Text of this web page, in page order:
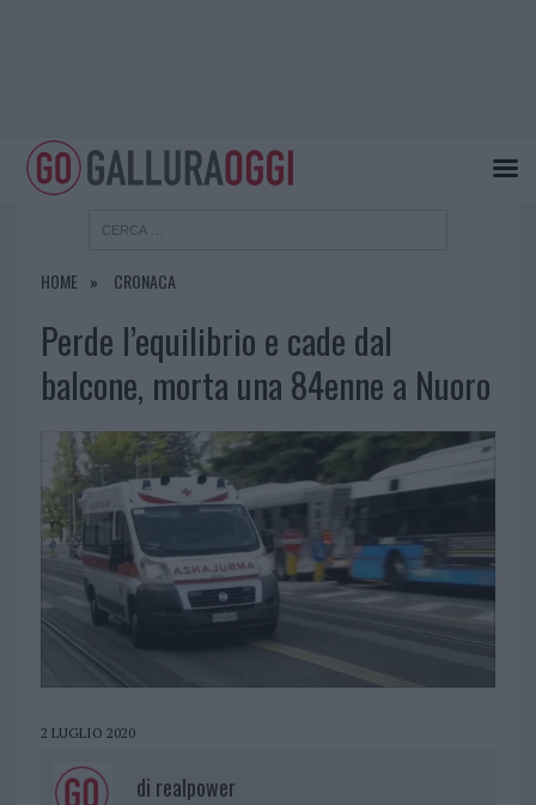
HOME CRONACA
Perde l’equilibrio e cade dal
balcone, morta una 84enne a Nuoro
2 LUGLIO 2020
di realpower